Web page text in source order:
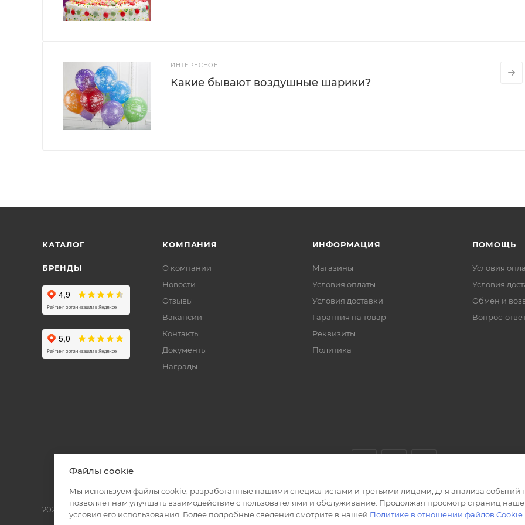
ИНТЕРЕСНОЕ
Какие бывают воздушные шарики?
КАТАЛОГ
БРЕНДЫ
КОМПАНИЯ
О компании
Новости
Отзывы
Вакансии
Контакты
Документы
Награды
ИНФОРМАЦИЯ
Магазины
Условия оплаты
Условия доставки
Гарантия на товар
Реквизиты
Политика
ПОМОЩЬ
Условия
Условия
Обмен и
Вопрос-
2026 © Полиграф кит - интернет-магазин
Файлы cookie
Мы используем файлы cookie, разработанные нашими специалистами и третьими лицами, для анализа событий
позволяет нам улучшать взаимодействие с пользователями и обслуживание. Продолжая просмотр страниц
условия его использования. Более подробные сведения смотрите в нашей Политике в отношении файлов Cookie